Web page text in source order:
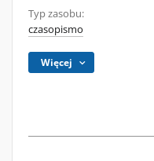
Typ zasobu:
czasopismo
Więcej